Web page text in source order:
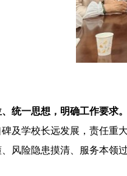
统一思想，明确工作要求。
及学校长远发展，责任重
风险隐患摸清、服务本领